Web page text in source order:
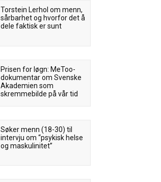
Torstein Lerhol om menn,
sårbarhet og hvorfor det å
dele faktisk er sunt
Prisen for løgn: MeToo-
dokumentar om Svenske
Akademien som
skremmebilde på vår tid
Søker menn (18-30) til
intervju om “psykisk helse
og maskulinitet”